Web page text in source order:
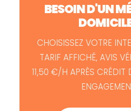
BESOIN D'UN
CHOISISSEZ VOTRE
TARIF AFFICHÉ, AVIS
11,50 €/H APRÈS CRÉDIT